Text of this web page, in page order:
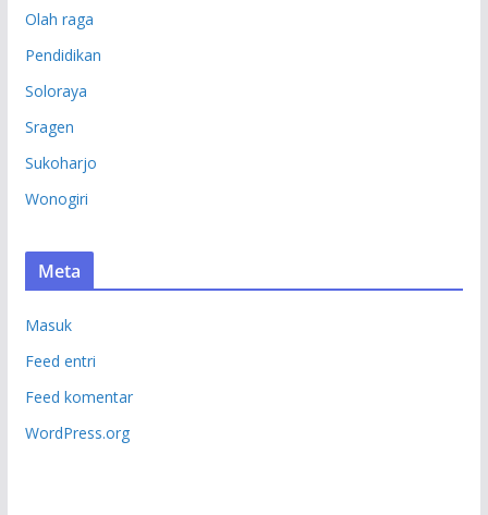
Olah raga
Pendidikan
Soloraya
Sragen
Sukoharjo
Wonogiri
Meta
Masuk
Feed entri
Feed komentar
WordPress.org